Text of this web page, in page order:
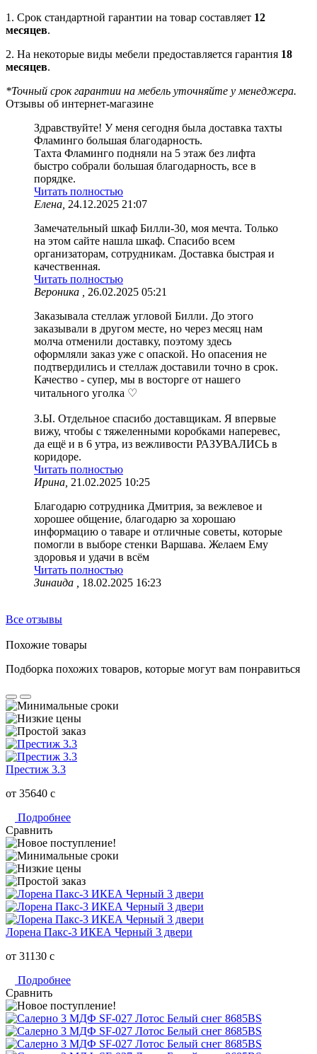
1. Срок стандартной гарантии на товар составляет 12
месяцев.
2. На некоторые виды мебели предоставляется гарантия 18
месяцев.
*Точный срок гарантии на мебель уточняйте у менеджера.
Отзывы об интернет-магазине
Здравствуйте! У меня сегодня была доставка тахты
Фламинго большая благодарность.
Тахта Фламинго подняли на 5 этаж без лифта
быстро собрали большая благодарность, все в
порядке.
Читать полностью
Елена, 24.12.2025 21:07
Замечательный шкаф Билли-30, моя мечта. Только
на этом сайте нашла шкаф. Спасибо всем
организаторам, сотрудникам. Доставка быстрая и
качественная.
Читать полностью
Вероника ,
26.02.2025 05:21
Заказывала стеллаж угловой Билли. До этого
заказывали в другом месте, но через месяц нам
молча отменили доставку, поэтому здесь
оформляли заказ уже с опаской. Но опасения не
подтвердились и стеллаж доставили точно в срок.
Качество - супер, мы в восторге от нашего
читального уголка ♡
З.Ы. Отдельное спасибо доставщикам. Я впервые
вижу, чтобы с тяжеленными коробками наперевес,
да ещё и в 6 утра, из вежливости РАЗУВАЛИСЬ в
коридоре.
Читать полностью
Ирина, 21.02.2025 10:25
Благодарю сотрудника Дмитрия, за вежлевое и
хорошее общение, благодарю за хорошаю
информацию о таваре и отличные советы, которые
помогли в выборе стенки Варшава. Желаем Ему
здоровья и удачи в всём
Читать полностью
Зинаида ,
18.02.2025 16:23
Все отзывы
Похожие товары
Подборка похожих товаров, которые могут вам понравиться
Престиж 3.3
от 35640 c
Подробнее
Сравнить
Лорена Пакс-3 ИКЕА Черный 3 двери
от 31130 c
Подробнее
Сравнить